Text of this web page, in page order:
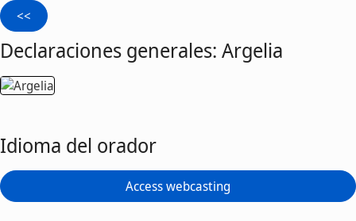
Declaraciones generales: Argelia
Idioma del orador
Access webcasting